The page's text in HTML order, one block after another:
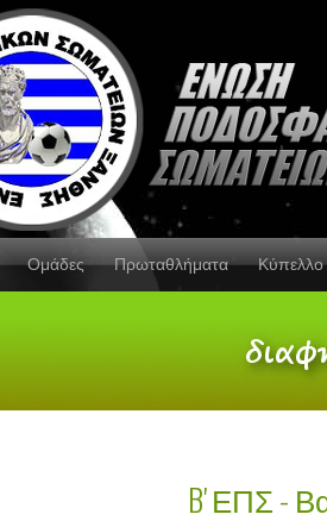
Ομάδες Πρωταθλήματα Κύπελλο
B' ΕΠΣ -